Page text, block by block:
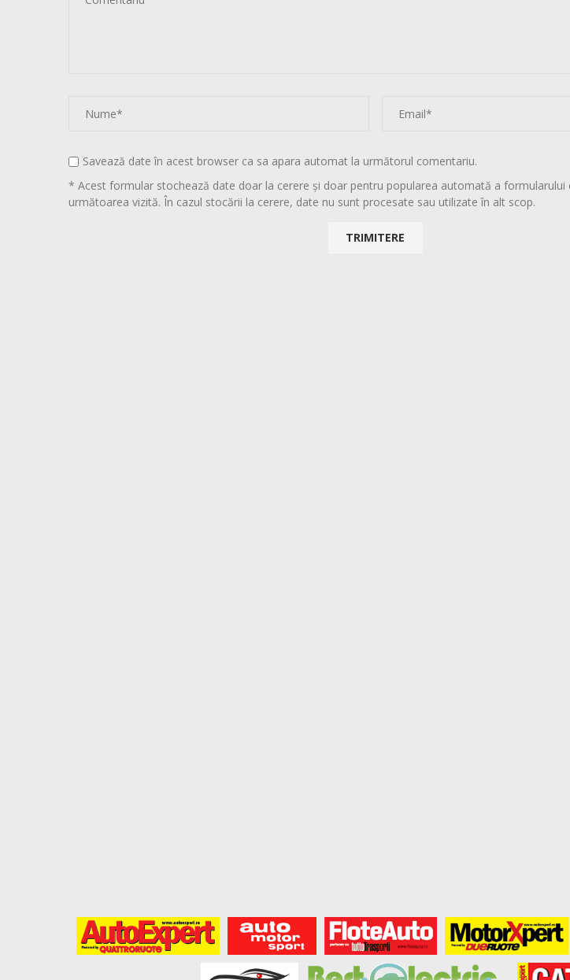
Savează date în acest browser ca sa apara automat la următorul comentariu.
* Acest formular stochează date doar la cerere și doar pentru popularea automată a formularului
următoarea vizită. În cazul stocării la cerere, date nu sunt procesate sau utilizate în alt scop.